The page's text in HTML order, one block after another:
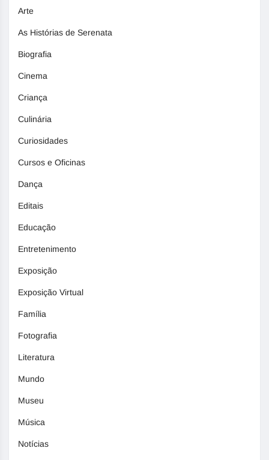
Arte
As Histórias de Serenata
Biografia
Cinema
Criança
Culinária
Curiosidades
Cursos e Oficinas
Dança
Editais
Educação
Entretenimento
Exposição
Exposição Virtual
Família
Fotografia
Literatura
Mundo
Museu
Música
Notícias